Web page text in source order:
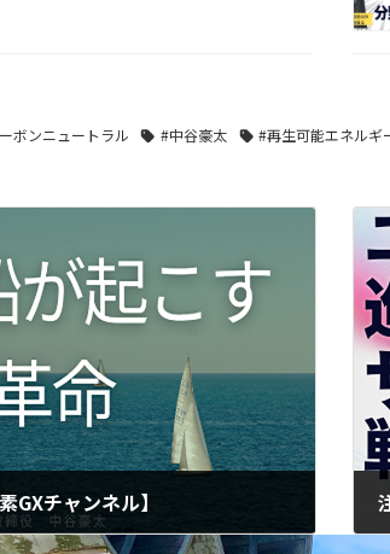
ボンニュートラル #中谷豪太 #再生可能エネルギ
GXチャンネル】